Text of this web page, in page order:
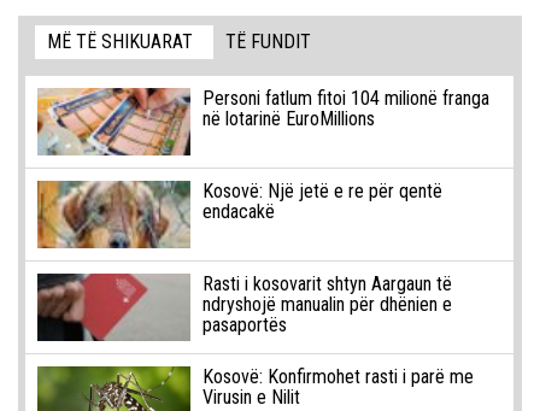
MË TË SHIKUARAT TË FUNDIT
Personi fatlum fitoi 104 milionë franga
në lotarinë EuroMillions
Kosovë: Një jetë e re për qentë
endacakë
Rasti i kosovarit shtyn Aargaun të
ndryshojë manualin për dhënien e
pasaportës
Kosovë: Konfirmohet rasti i parë me
Virusin e Nilit